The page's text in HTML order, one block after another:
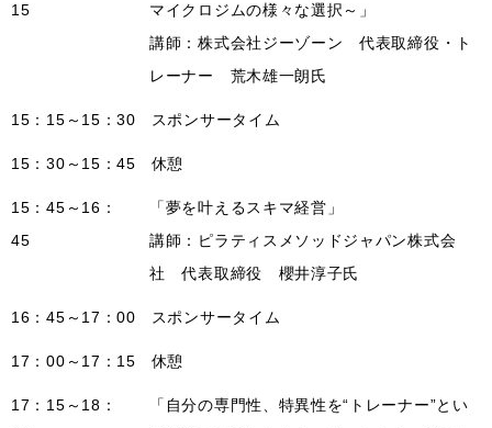
15
マイクロジムの様々な選択～」
講師：株式会社ジーゾーン 代表取締役・ト
レーナー 荒木雄一朗氏
15：15～15：30 スポンサータイム
15：30～15：45 休憩
15：45～16：
45
「夢を叶えるスキマ経営」
講師：ピラティスメソッドジャパン株式会
社 代表取締役 櫻井淳子氏
16：45～17：00 スポンサータイム
17：00～17：15 休憩
17：15～18：
「自分の専門性、特異性を“トレーナー”とい